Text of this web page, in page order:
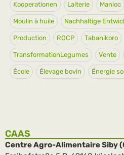
Kooperationen Laiterie Manioc
Moulin à huile Nachhaltige
Production ROCP Tabanikoro
TransformationLegumes Vente
École Élevage bovin Énergie
CAAS
Centre Agro-Alimentaire Siby